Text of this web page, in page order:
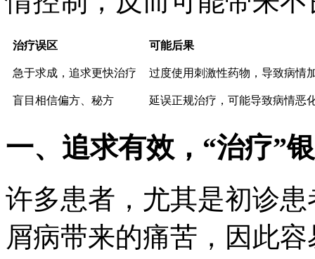
治疗误区 可能后果
急于求成，追求更快治疗 过度使用刺激性药物，导致病情
盲目相信偏方、秘方 延误正规治疗，可能导致病情恶
一、追求有效，“治疗”
许多患者，尤其是初诊
屑病带来的痛苦，因此